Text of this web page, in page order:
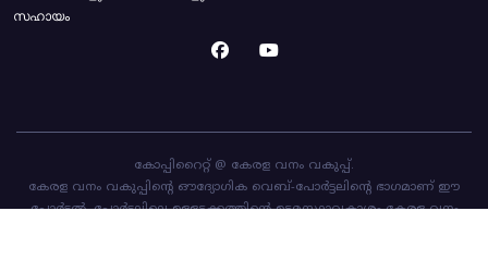
സഹായം
കോപ്പിറൈറ്റ് @ കേരള വനം വകുപ്പ്.
കേരള വനം വകുപ്പിന്റെ ഔദ്യോഗിക വെബ്-പോർട്ടലിന്റെ ഭാഗമാണ് ഈ
പോർട്ടൽ. പോർട്ടലിലെ ഉള്ളടക്കത്തിന്റെ ഉടമസ്ഥാവകാശം കേരള വനം